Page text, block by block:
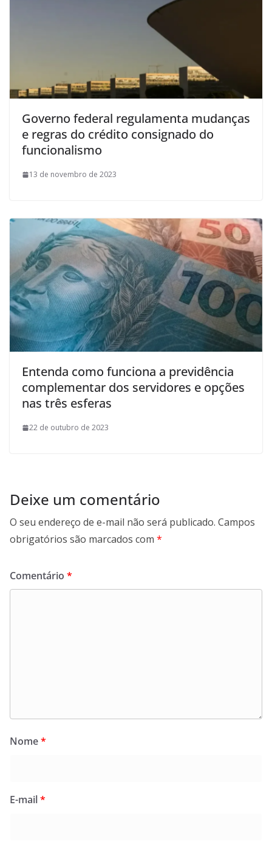
Governo federal regulamenta mudanças
e regras do crédito consignado do
funcionalismo
13 de novembro de 2023
Entenda como funciona a previdência
complementar dos servidores e opções
nas três esferas
22 de outubro de 2023
Deixe um comentário
O seu endereço de e-mail não será publicado. Campos
obrigatórios são marcados com *
Comentário *
Nome*
E-mail*